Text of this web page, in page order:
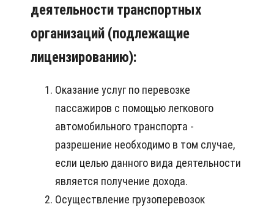
деятельности транспортных
организаций (подлежащие
лицензированию):
Оказание услуг по перевозке
пассажиров с помощью легкового
автомобильного транспорта -
разрешение необходимо в том случае,
если целью данного вида деятельности
является получение дохода.
Осуществление грузоперевозок